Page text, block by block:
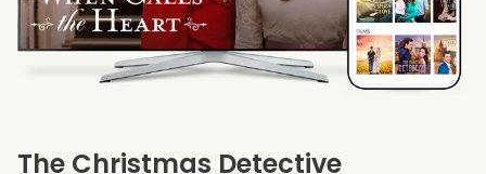
The Christmas Detective